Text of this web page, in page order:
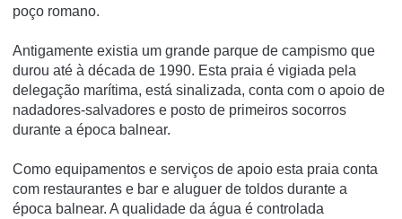
poço romano.
Antigamente existia um grande parque de campismo que
durou até à década de 1990. Esta praia é vigiada pela
delegação marí­tima, está sinalizada, conta com o apoio de
nadadores-salvadores e posto de primeiros socorros
durante a época balnear.
Como equipamentos e serviços de apoio esta praia conta
com restaurantes e bar e aluguer de toldos durante a
época balnear. A qualidade da água é controlada